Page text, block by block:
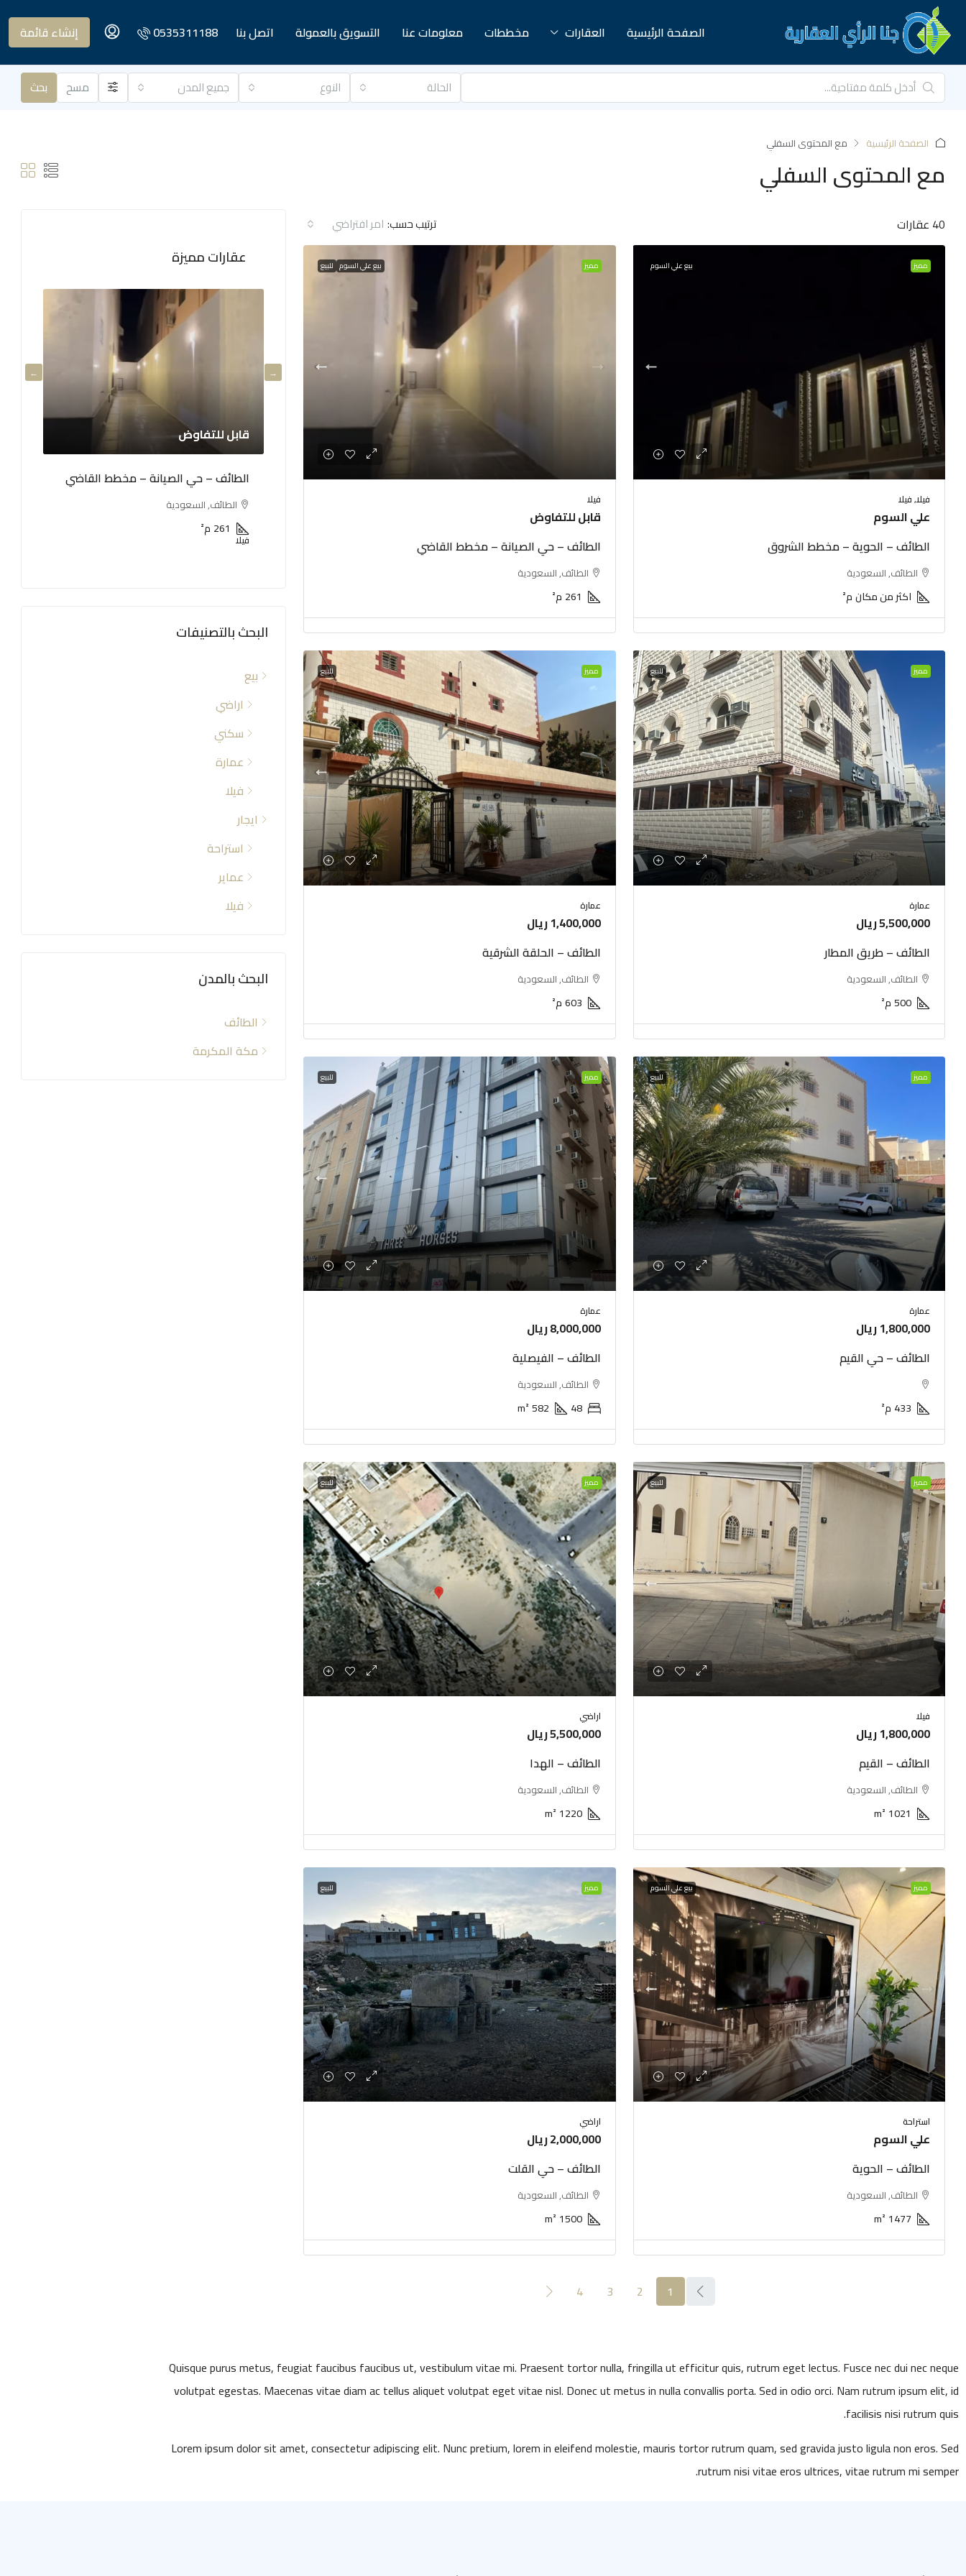
الصفحة الرئيسية العقارات مخططات معلومات عنا التسويق بالعمولة اتصل بنا 0535311188 إنشاء قائمة
الحالة النوع جميع المدن مسح بحث
الصفحة الرئيسية مع المحتوى السفلي
مع المحتوى السفلي
40 عقارات ترتيب حسب: امر افتراضي
مميز بيع علي السوم
فيلا, فيلا
علي السوم
الطائف – الحوية – مخطط الشروق
الطائف, السعودية
اكثر من مكانم²
مميز بيع علي السوم للبيع
فيلا
قابل للتفاوض
الطائف – حي الصيانة – مخطط القاضي
الطائف, السعودية
261 م²
مميز للبيع
عمارة
5,500,000 ريال
الطائف – طريق المطار
الطائف, السعودية
500م²
مميز للبيع
عمارة
1,400,000 ريال
الطائف – الحلقة الشرقية
الطائف, السعودية
603م²
مميز للبيع
عمارة
1,800,000 ريال
الطائف – حي القيم
433 م²
مميز للبيع
عمارة
8,000,000 ريال
الطائف – الفيصلية
الطائف, السعودية
48
582
m²
مميز للبيع
فيلا
1,800,000 ريال
الطائف – القيم
الطائف, السعودية
1021
m²
مميز للبيع
اراضي
5,500,000 ريال
الطائف – الهدا
الطائف, السعودية
1220
m²
مميز بيع علي السوم
استراحة
علي السوم
الطائف – الحوية
الطائف, السعودية
1477
m²
مميز للبيع
اراضي
2,000,000 ريال
الطائف – حي القلت
الطائف, السعودية
1500
m²
1
2
3
4
عقارات مميزة
1,800,000 ريال
الطائف – حي القيم
علي السوم
الطائف – الحوية – مخطط الشروق
فيلا, فيلا
قابل للتفاوض
الطائف – حي الصيانة – مخطط القاضي
الطائف, السعودية
الطائف – طريق
البحث بالتصنيفات
بيع
اراضي
سكني
عمارة
فيلا
ايجار
استراحة
عماير
فيلا
البحث بالمدن
الطائف
مكة المكرمة
Quisque purus metus, feugiat faucibus faucibus ut, vestibulum vitae mi. Praesent tortor nulla, fringilla ut efficitur quis, rutrum eget lectus. Fusce nec dui nec neque
volutpat egestas. Maecenas vitae diam ac tellus aliquet volutpat eget vitae nisl. Donec ut metus in nulla convallis porta. Sed in odio orci. Nam rutrum ipsum elit, id
facilisis nisi rutrum quis.
Lorem ipsum dolor sit amet, consectetur adipiscing elit. Nunc pretium, lorem in eleifend molestie, mauris tortor rutrum quam, sed gravida justo ligula non eros. Sed
rutrum nisi vitae eros ultrices, vitae rutrum mi semper.